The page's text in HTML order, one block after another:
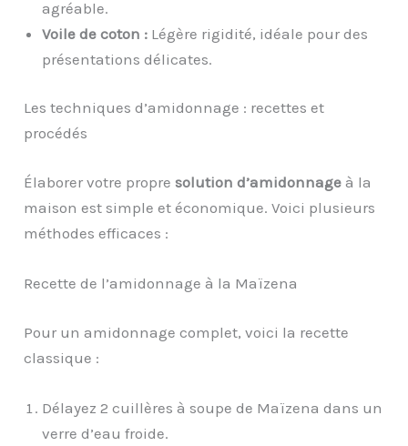
agréable.
Voile de coton : Légère rigidité, idéale pour des
présentations délicates.
Les techniques d’amidonnage : recettes et
procédés
Élaborer votre propresolution d’amidonnage à la
maison est simple et économique. Voici plusieurs
méthodes efficaces :
Recette de l’amidonnage à la Maïzena
Pour un amidonnage complet, voici la recette
classique :
Délayez 2 cuillères à soupe de Maïzena dans un
verre d’eau froide.